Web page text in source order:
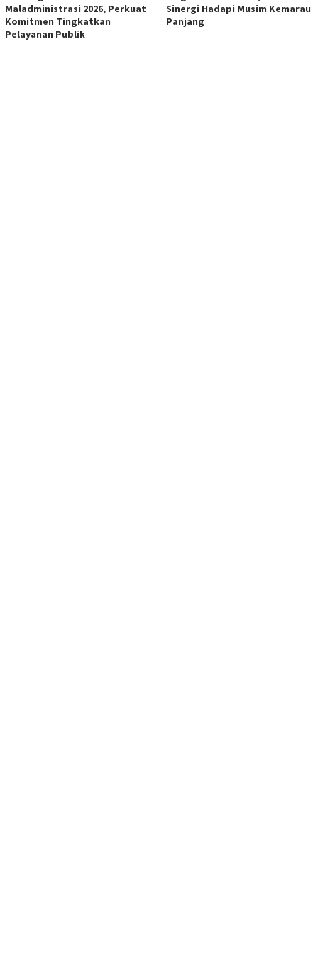
Maladministrasi 2026, Perkuat
Komitmen Tingkatkan
Pelayanan Publik
Sinergi Hadapi Musim Kemarau
Panjang